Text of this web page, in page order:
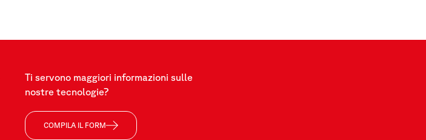
Ti servono maggiori informazioni sulle
nostre tecnologie?
COMPILA IL FORM